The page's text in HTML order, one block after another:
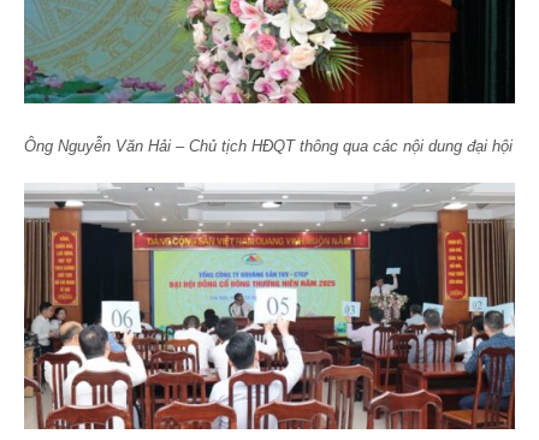
Ông Nguyễn Văn Hải – Chủ tịch HĐQT thông qua các nội dung đại hội